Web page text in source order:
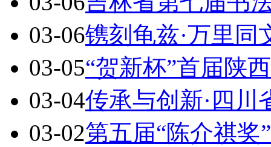
03-06镌刻龟兹·万里
03-05“贺新杯”首届陕
03-04传承与创新·四
03-02第五届“陈介祺